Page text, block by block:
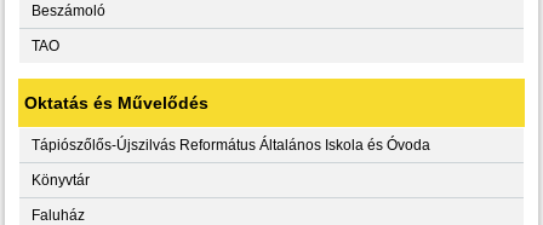
Beszámoló
TAO
Oktatás és Művelődés
Tápiószőlős-Újszilvás Református Általános Iskola és Óvoda
Könyvtár
Faluház